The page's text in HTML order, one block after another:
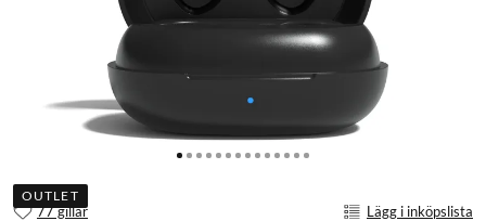
OUTLET
77 gillar Lägg i inköpslista